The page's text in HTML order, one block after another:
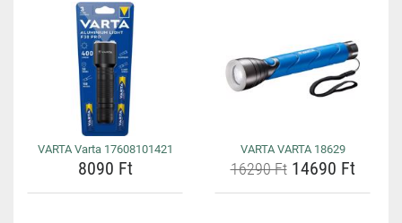
VARTA Varta 17608101421
8090 Ft
VARTA VARTA 18629
16290 Ft14690 Ft